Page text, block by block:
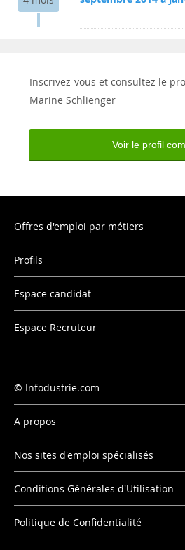
Inscrivez-vous et consultez le
Marine Schlienger
Voir le profil
Offres d'emploi par métiers
Profils
Espace candidat
Espace Recruteur
Infodustrie.com
A propos
Nos sites d'emploi spécialisés
Conditions Générales d'Utilisation
Politique de Confidentialité